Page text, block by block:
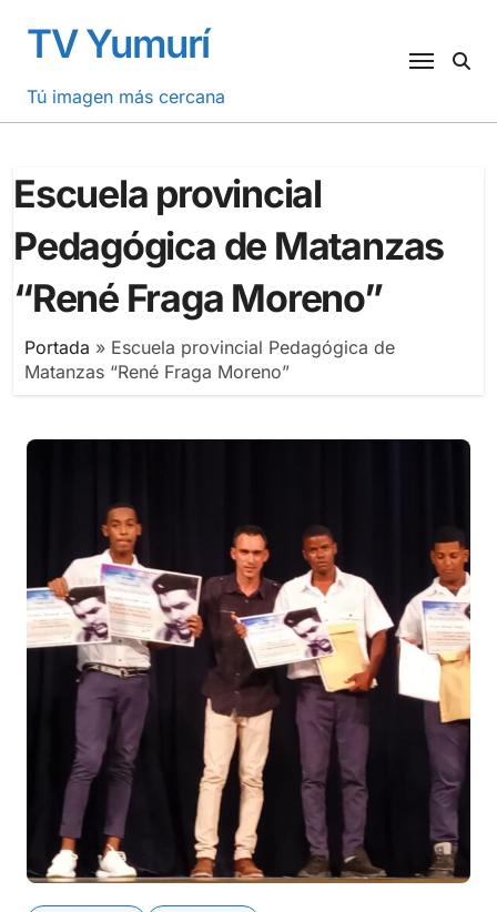
contenido
TV Yumurí
Tú imagen más cercana
Escuela provincial
Pedagógica de Matanzas
“René Fraga Moreno”
Portada » Escuela provincial Pedagógica de
Matanzas “René Fraga Moreno”